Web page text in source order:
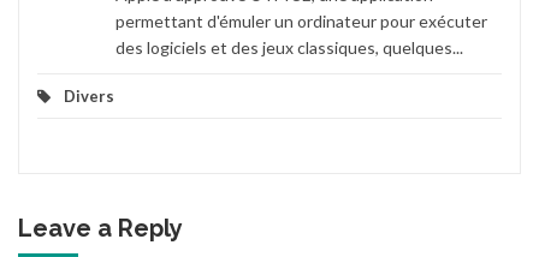
permettant d'émuler un ordinateur pour exécuter
des logiciels et des jeux classiques, quelques...
Divers
Leave a Reply